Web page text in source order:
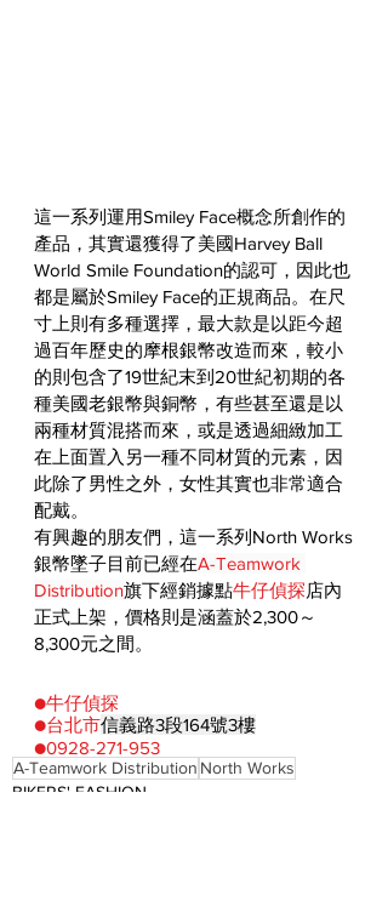
這一系列運用Smiley Face概念所創作的
產品，其實還獲得了美國Harvey Ball
World Smile Foundation的認可，因此也
都是屬於Smiley Face的正規商品。在尺
寸上則有多種選擇，最大款是以距今超
過百年歷史的摩根銀幣改造而來，較小
的則包含了19世紀末到20世紀初期的各
種美國老銀幣與銅幣，有些甚至還是以
兩種材質混搭而來，或是透過細緻加工
在上面置入另一種不同材質的元素，因
此除了男性之外，女性其實也非常適合
配戴。
有興趣的朋友們，這一系列North Works
銀幣墜子目前已經在A-Teamwork
Distribution旗下經銷據點牛仔偵探店內
正式上架，價格則是涵蓋於2,300～
8,300元之間。
●牛仔偵探
●台北市信義路3段164號3樓
●0928-271-953
A-Teamwork Distribution North Works
BIKERS' FASHION